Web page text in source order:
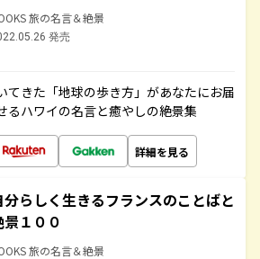
旅の名言＆絶景
発売
てきた「地球の歩き方」があなたにお届
るハワイの名言と癒やしの絶景集
詳細を見る
分らしく生きるフランスのことばと
景１００
旅の名言＆絶景